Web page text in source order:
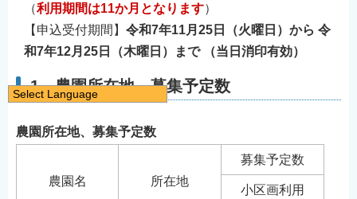
（利用期間は11か月 となります）
【申込受付期間】 令和7年11月 25日（火曜日） から 令
和7年12月25日（木曜日）まで
（当日消印有効）
1 農園所在地、募集予定数
農園所在地、募集予定数
農園名 所在地
募集予定数
小区画利用
Select Language
English
繁體中文